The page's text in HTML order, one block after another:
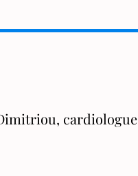
cardiologue